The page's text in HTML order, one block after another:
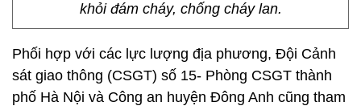
khỏi đám cháy, chống cháy lan.
Phối hợp với các lực lượng địa phương, Đội Cảnh
sát giao thông (CSGT) số 15- Phòng CSGT thành
phố Hà Nội và Công an huyện Đông Anh cũng tham